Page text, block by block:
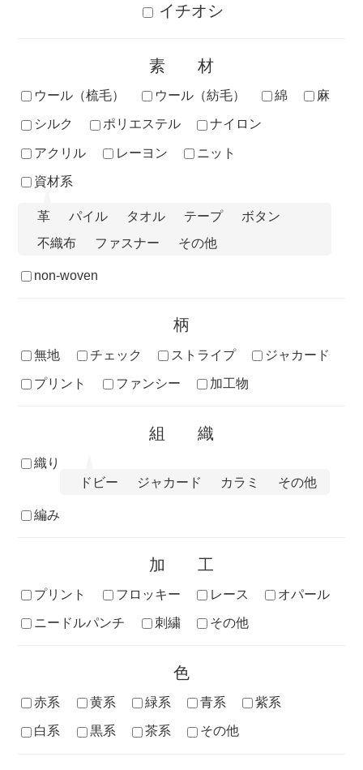
イチオシ
素材
ウール（梳毛） ウール（紡毛） 綿
麻
シルク
ポリエステル
ナイロン
アクリル
レーヨン
ニット
資材系
革 パイル タオル テープ
ボタン
不織布
ファスナー その他
non-woven
柄
無地 チェック ストライプ
ジャカード
プリント
ファンシー 加工物
組織
織り
ドビー
ジャカード カラミ その他
編み
加工
プリント フロッキー レース
オパール
ニードルパンチ
刺繍 その他
色
赤系 黄系 緑系 青系
紫系
白系
黒系 茶系 その他